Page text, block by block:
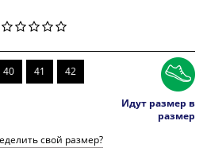
40 41 42
Идут размер в
размер
свой размер?